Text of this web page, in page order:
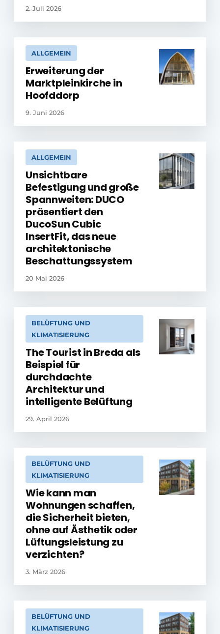
2. Juli 2026
ALLGEMEIN
Erweiterung der
Marktpleinkirche in
Hoofddorp
9. Juni 2026
ALLGEMEIN
Unsichtbare
Befestigung und große
Spannweiten: DUCO
präsentiert den
DucoSun Cubic
InsertFit, das neue
architektonische
Beschattungssystem
20 Mai 2026
BELÜFTUNG UND
KLIMATISIERUNG
The Tourist in Breda als
Beispiel für
durchdachte
Architektur und
intelligente Belüftung
29. April 2026
BELÜFTUNG UND
KLIMATISIERUNG
Wie kann man
Wohnungen schaffen,
die Sicherheit bieten,
ohne auf Ästhetik oder
Lüftungsleistung zu
verzichten?
3. März 2026
BELÜFTUNG UND
KLIMATISIERUNG